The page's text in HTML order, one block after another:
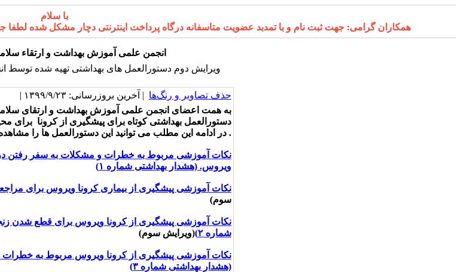
با سلام
همکاران گرامی: جهت ثبت نام و با تمدبد عضویت متاسفانه درگاه پرداخت اینترنتی دچار مشکل شده لطفا جهت دریافت
انجمن علمی آموزش بهداشت و ارتقاء
ویرایش دوم دستورالعمل های بهداشتی تهیه شده توسط
حذف تصاویر و رنگ‌ها | آخرین بروزرسانی: ۱۳۹۹/۹/۲۳ |
دستورالعمل بهداشتی کوتاه برای پیشگیری از کرونا
. در ادامه این مطلب می توانید این دستورالعمل ها را مشاهده
نکات آموزشی مربوط به خطرات و مشکلات به سفر رفتن در
ویروس. (هشدار بهداشتی شماره ۱)
نکات آموزشی پیشگیری از بیماری کرونا ویروس برای
سوم)
نکات آموزشی پیشگیری از کرونا ویروس برای قطع شدن
شماره ۲)
(ویرایش سوم)
نکات آموزشی پیشگیری از کرونا ویروس مربوط به خطرات
(هشدار بهداشتی شماره ۳)